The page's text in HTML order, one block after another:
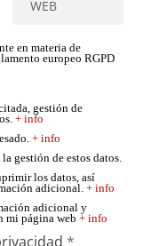
en materia de
europeo RGPD
gestión de
+ info
+ info
la gestión de estos datos.
los datos, así
adicional.+ info
adicional y
mi página web+ info
*